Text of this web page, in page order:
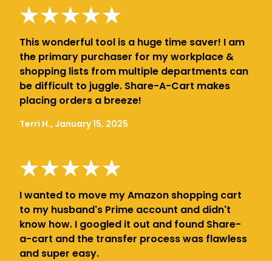
This wonderful tool is a huge time saver! I am
the primary purchaser for my workplace &
shopping lists from multiple departments can
be difficult to juggle. Share-A-Cart makes
placing orders a breeze!
Terri H., January 15, 2025
I wanted to move my Amazon shopping cart
to my husband's Prime account and didn't
know how. I googled it out and found Share-
a-cart and the transfer process was flawless
and super easy.